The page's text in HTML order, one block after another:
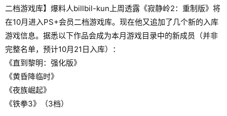
二档游戏库】爆料人billbil-kun上周透露《寂静岭2：重制版》将
在10月进入PS+会员二档游戏库。现在他又追加了几个新的入库
游戏信息。据悉以下作品会成为本月游戏目录中的新成员（并非
完整名单，预计10月21日入库）：
《直到黎明：强化版》
《黄昏降临时》
《夜族崛起》
《铁拳3》（3档）